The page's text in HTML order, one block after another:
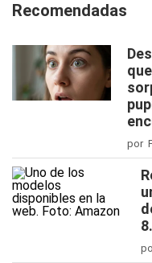
Recomendadas
por